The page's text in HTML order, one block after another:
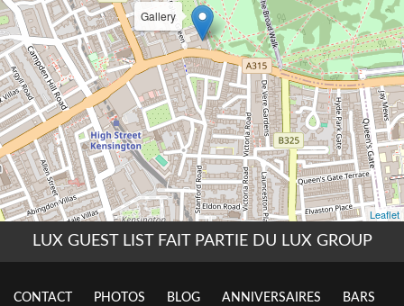
LUX GUEST LIST FAIT PARTIE DU LUX GROUP
CONTACT PHOTOS BLOG ANNIVERSAIRES BARS